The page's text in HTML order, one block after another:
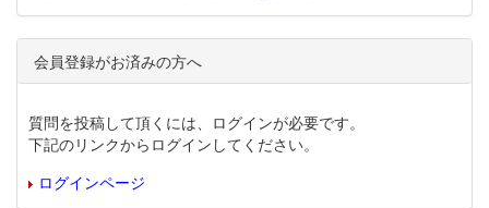
会員登録がお済みの方へ
質問を投稿して頂くには、ログインが必要です。
下記のリンクからログインしてください。
ログインページ